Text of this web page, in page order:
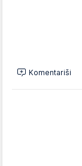
Komentariši